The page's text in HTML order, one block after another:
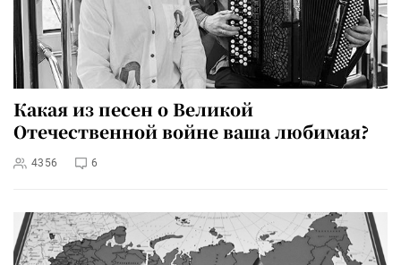
Какая из песен о Великой
Отечественной войне ваша любимая?
4356 6